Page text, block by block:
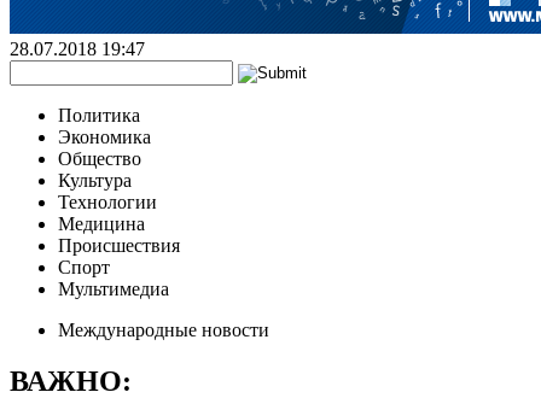
28.07.2018 19:47
Политика
Экономика
Общество
Культура
Технологии
Медицина
Происшествия
Спорт
Мультимедиа
Международные новости
ВАЖНО: